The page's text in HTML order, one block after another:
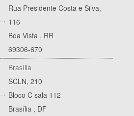
Rua Presidente Costa e Silva,
116
Boa Vista , RR
69306-670
Brasília
SCLN, 210
Bloco C sala 112
Brasília , DF